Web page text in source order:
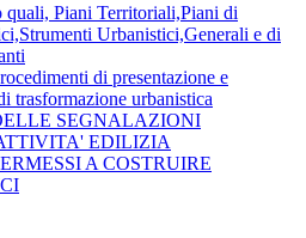
Piani Territoriali,Piani di
Urbanistici,Generali e di
di presentazione e
trasformazione urbanistica
SEGNALAZIONI
EDILIZIA
A COSTRUIRE